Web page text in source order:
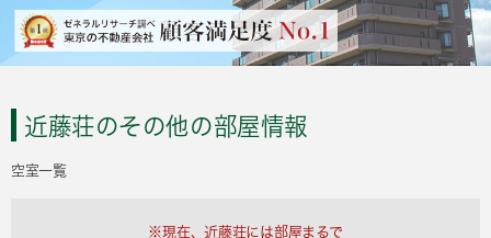
近藤荘のその他の部屋情報
空室一覧
※現在、近藤荘には部屋まるで